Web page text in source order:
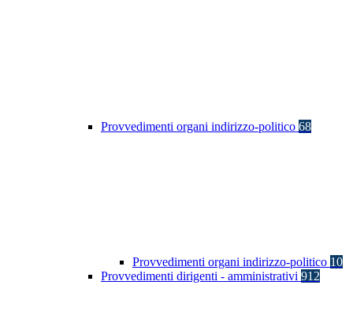
Provvedimenti organi indirizzo-politico 68
Provvedimenti organi indirizzo-politico 10
Provvedimenti dirigenti - amministrativi 912